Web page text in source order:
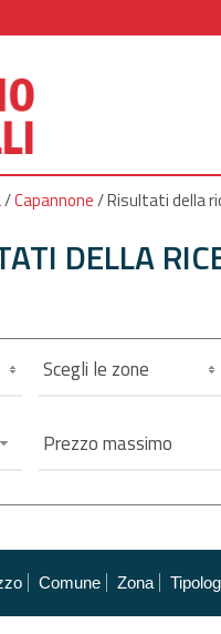
/Capannone/Risultati della
DELLA
Scegli le zone
Comune Zona